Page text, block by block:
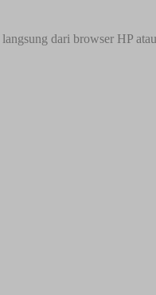
dari browser HP